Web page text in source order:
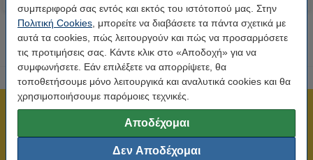
συμπεριφορά σας εντός και εκτός του ιστότοπού μας. Στην
Πολιτική Cookies , μπορείτε να διαβάσετε τα πάντα σχετικά με
αυτά τα cookies, πώς λειτουργούν και πώς να προσαρμόσετε
τις προτιμήσεις σας. Κάντε κλικ στο «Αποδοχή» για να
συμφωνήσετε. Εάν επιλέξετε να απορρίψετε, θα
τοποθετήσουμε μόνο λειτουργικά και αναλυτικά cookies και θα
χρησιμοποιήσουμε παρόμοιες τεχνικές.
Αποδέχομαι
Δεν Αποδέχομαι
Πιστοποίηση ISO